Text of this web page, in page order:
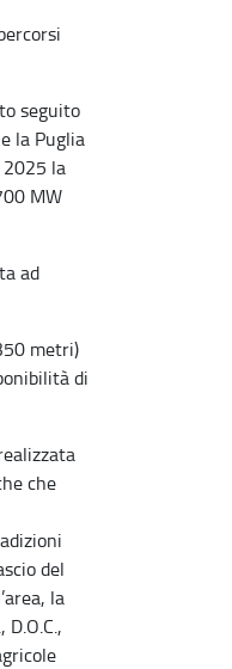
seguito
la Puglia
la
MW
ad
metri)
di
che
del
la